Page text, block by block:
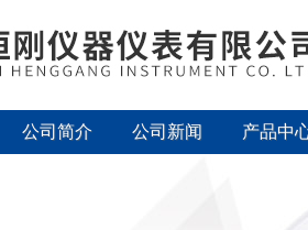
公司简介 公司新闻 产品中